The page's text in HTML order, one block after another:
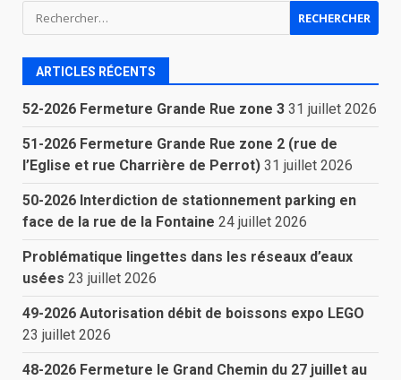
Rechercher :
ARTICLES RÉCENTS
52-2026 Fermeture Grande Rue zone 3 31 juillet 2026
51-2026 Fermeture Grande Rue zone 2 (rue de
l’Eglise et rue Charrière de Perrot) 31 juillet 2026
50-2026 Interdiction de stationnement parking en
face de la rue de la Fontaine 24 juillet 2026
Problématique lingettes dans les réseaux d’eaux
usées 23 juillet 2026
49-2026 Autorisation débit de boissons expo LEGO
23 juillet 2026
48-2026 Fermeture le Grand Chemin du 27 juillet au